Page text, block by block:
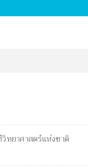
ยาศาสตร์แห่งชาติ